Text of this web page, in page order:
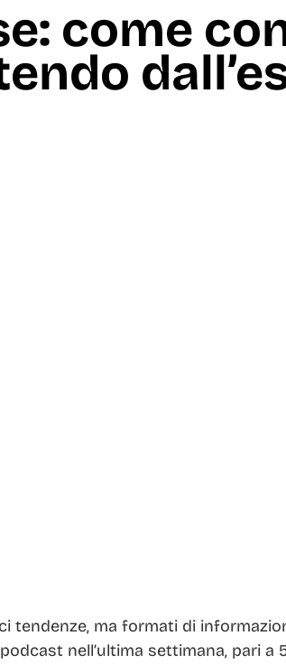
come
tendenze, ma formati di
nell’ultima settimana, pari a